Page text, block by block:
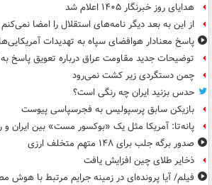
هدایای روز خبرنگار ۱۴۰۵ اعلام شد
از این به بعد دیگر نامه‌های استقلال را امضا نمی‌کنم
پاسخ معنادار هوافضای سپاه به تهدیدات آمریکایی‌ها
توضیحات جدید مقاومت عراق درباره تعویق پاسخ
چمن دستگردی زیر کشت نمی‌رود
حدس بزنید ایران چه رنگی است؟
بازیکن سابق پرسپولیس به فجرسپاسی پیوست
پانه‌تا: آمریکا مثل یک «بوکسور مست» بین ایران
صدور برگه جلب برای ۱۴۸ متهم متخلف ارزی
ذخایر طلای چین افزایش یافت
فیلم/ آیا پرونده‌ای در زمینه جرایم مرتبط با